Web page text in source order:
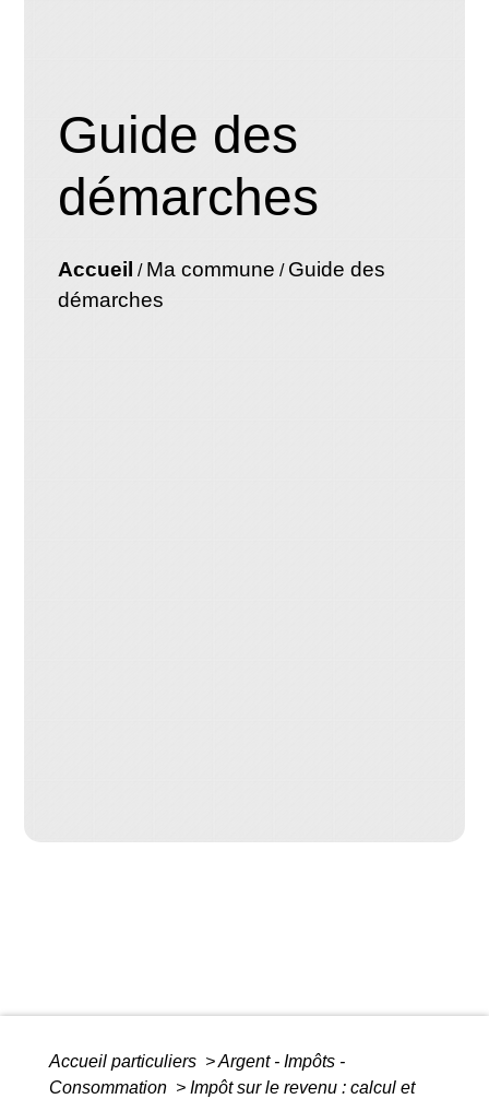
Guide des
démarches
Accueil / Ma commune / Guide des
démarches
Accueil particuliers >Argent - Impôts -
Consommation > Impôt sur le revenu : calcul et